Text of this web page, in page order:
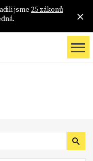
jsme 25 zákonů